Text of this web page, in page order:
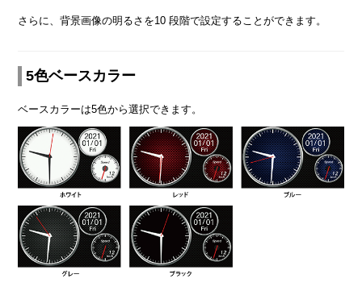
さらに、背景画像の明るさを10 段階で設定することができます。
5色ベースカラー
ベースカラーは5色から選択できます。